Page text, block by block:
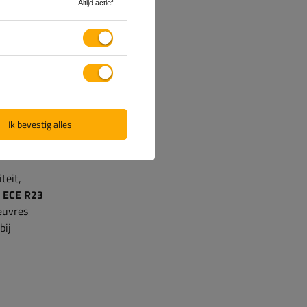
ECE R3-
is van
ECE R23
Altijd actief
Ik bevestig alles